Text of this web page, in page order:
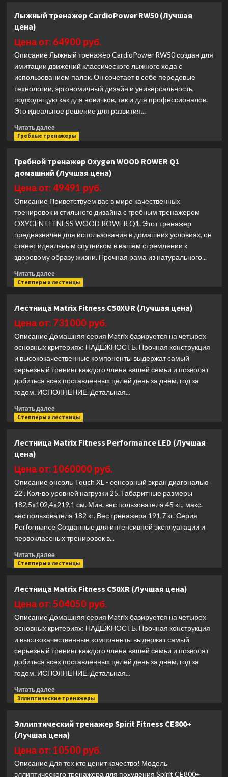
тренажер
AquaFlow
7
(Лучшая
цена)
Лыжный тренажер CardioPower RW50 (Лучшая
цена)
Цена от: 64900 руб.
Описание Лыжный тренажёр CardioPower RW50 создан для
имитации движений классического лыжного хода с
использованием палок. Он сочетает в себе передовые
технологии, эргономичный дизайн и универсальность,
подходящую как для новичков, так и для профессионалов.
Это идеальное решение для развития...
Читать далееПрочитать
больше
тренажер
CardioPower
RW50
(Лучшая
цена)
Гребные тренажеры
Гребной тренажер Oxygen WOOD ROWER Q1
домашний (Лучшая цена)
Цена от: 49491 руб.
Описание Приветствуем вас в мире качественных
тренировок и стильного дизайна с гребным тренажером
OXYGEN FITNESS WOOD ROWER Q1. Этот тренажер
предназначен для использования в домашних условиях, он
станет идеальным спутником в вашем стремлении к
здоровому образу жизни. Прочная рама из натурального...
Читать далееПрочитать
больше
тренажер
Oxygen
ROWER
Q1
домашний
(Лучшая
цена)
Степперы и лестницы
Лестница Matrix Fitness C50XUR (Лучшая цена)
Цена от: 731000 руб.
Описание Домашняя серия Matrix базируется на четырех
основных критериях: НАДЕЖНОСТЬ. Прочная конструкция
и высококачественные компоненты выдержат самый
серьезный тренинг каждого члена вашей семьи и позволят
добиться всех поставленных целей день за днем, год за
годом. ИСПОЛНЕНИЕ. Детальная...
Читать далееПрочитать
больше
Matrix
C50XUR
(Лучшая
цена)
Степперы и лестницы
Лестница Matrix Fitness Performance LED (Лучшая
цена)
Цена от: 1060000 руб.
Описание онсоль Touch XL - сенсорный экран диагональю
22”. Кол-во уровней нагрузки 25. Габаритные размеры
182,5x102,4x219,1 см. Мин. вес пользователя 45 кг., макс.
вес пользователя 182 кг. Вес тренажера 191,7 кг. Серия
Performance Созданные для интенсивной эксплуатации и
первоклассных тренировок в...
Читать далееПрочитать
больше
Matrix
Fitness
Performance
LED
(Лучшая
цена)
Степперы и лестницы
Лестница Matrix Fitness C50XR (Лучшая цена)
Цена от: 504050 руб.
Описание Домашняя серия Matrix базируется на четырех
основных критериях: НАДЕЖНОСТЬ. Прочная конструкция
и высококачественные компоненты выдержат самый
серьезный тренинг каждого члена вашей семьи и позволят
добиться всех поставленных целей день за днем, год за
годом. ИСПОЛНЕНИЕ. Детальная...
Читать далееПрочитать
больше
Matrix
Fitness
C50XR
(Лучшая
цена)
Эллиптические тренажеры
Эллиптический тренажер Spirit Fitness CE800+
(Лучшая цена)
Цена от: 10500 руб.
Описание Для тех кто ценит качество! Модель
эллиптического тренажера для похудения Spirit CE800+